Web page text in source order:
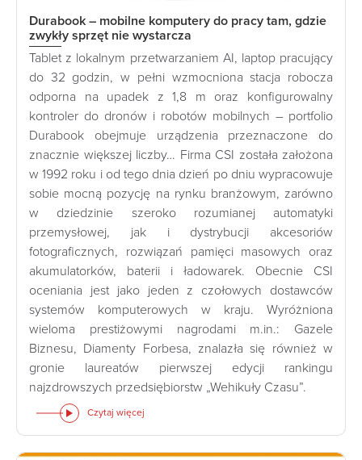
Durabook – mobilne komputery do pracy tam, gdzie
zwykły sprzęt nie wystarcza
Tablet z lokalnym przetwarzaniem AI, laptop pracujący
do 32 godzin, w pełni wzmocniona stacja robocza
odporna na upadek z 1,8 m oraz konfigurowalny
kontroler do dronów i robotów mobilnych – portfolio
Durabook obejmuje urządzenia przeznaczone do
znacznie większej liczby… Firma CSI została założona
w 1992 roku i od tego dnia dzień po dniu wypracowuje
sobie mocną pozycję na rynku branżowym, zarówno
w dziedzinie szeroko rozumianej automatyki
przemysłowej, jak i dystrybucji akcesoriów
fotograficznych, rozwiązań pamięci masowych oraz
akumulatorków, baterii i ładowarek. Obecnie CSI
oceniania jest jako jeden z czołowych dostawców
systemów komputerowych w kraju. Wyróżniona
wieloma prestiżowymi nagrodami m.in.: Gazele
Biznesu, Diamenty Forbesa, znalazła się również w
gronie laureatów pierwszej edycji rankingu
najzdrowszych przedsiębiorstw „Wehikuły Czasu”.
Czytaj więcej